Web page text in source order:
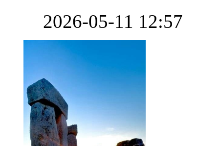
2026-05-11 12:57